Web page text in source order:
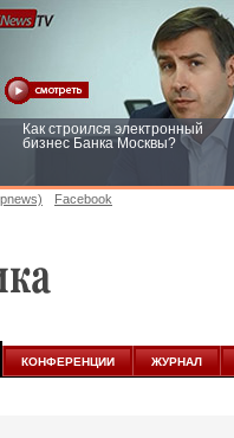
Как строился электронный
бизнес Банка Москвы?
Facebook
КОНФЕРЕНЦИИ ЖУРНАЛ